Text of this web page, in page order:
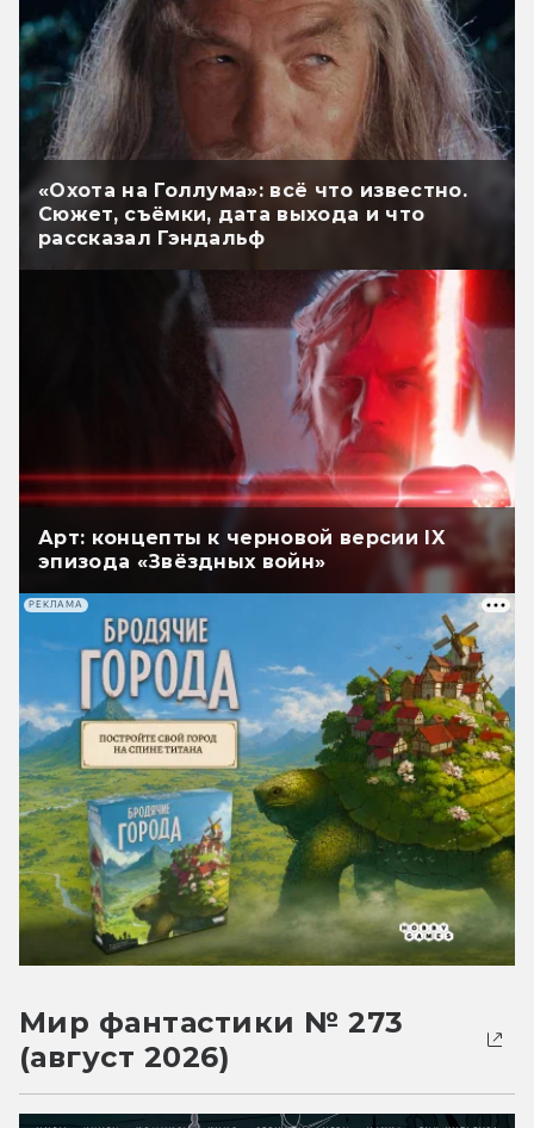
«Охота на Голлума»: всё что известно.
Сюжет, съёмки, дата выхода и что
рассказал Гэндальф
Арт: концепты к черновой версии IX
эпизода «Звёздных войн»
РЕКЛАМА
Мир фантастики № 273
(август 2026)